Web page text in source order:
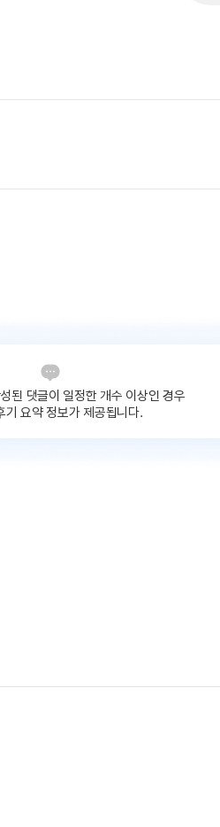
된 댓글이 일정한 개수 이상인 경우
기 요약 정보가 제공됩니다.